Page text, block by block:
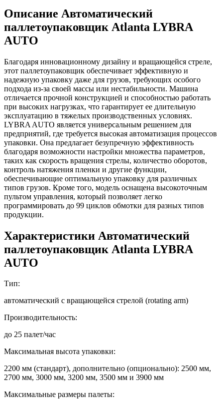
Описание Автоматический
паллетоупаковщик Atlanta LYBRA
AUTO
Благодаря инновационному дизайну и вращающейся стреле,
этот паллетоупаковщик обеспечивает эффективную и
надежную упаковку даже для грузов, требующих особого
подхода из-за своей массы или нестабильности. Машина
отличается прочной конструкцией и способностью работать
при высоких нагрузках, что гарантирует ее длительную
эксплуатацию в тяжелых производственных условиях.
LYBRA AUTO является универсальным решением для
предприятий, где требуется высокая автоматизация процессов
упаковки. Она предлагает безупречную эффективность
благодаря возможности настройки множества параметров,
таких как скорость вращения стрелы, количество оборотов,
контроль натяжения пленки и другие функции,
обеспечивающие оптимальную упаковку для различных
типов грузов. Кроме того, модель оснащена высокоточным
пультом управления, который позволяет легко
программировать до 99 циклов обмотки для разных типов
продукции.
Характеристики Автоматический
паллетоупаковщик Atlanta LYBRA
AUTO
Тип:
автоматический с вращающейся стрелой (rotating arm)
Производительность:
до 25 палет/час
Максимальная высота упаковки:
2200 мм (стандарт), дополнительно (опционально): 2500 мм,
2700 мм, 3000 мм, 3200 мм, 3500 мм и 3900 мм
Максимальные размеры палеты: